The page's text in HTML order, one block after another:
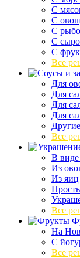
С
С
С
С
С
Все
Для
Для
Для
Для
Другие
Все
В виде
Из
Из яиц
Все
На
С
Все